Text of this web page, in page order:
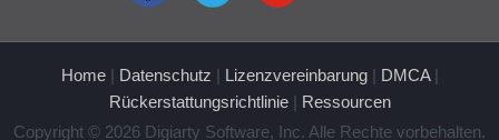
Home| Datenschutz | Lizenzvereinbarung| DMCA|
Rückerstattungsrichtlinie| Ressourcen
Copyright © 2026 Digiarty Software, Inc. Alle Rechte vorbehalten.